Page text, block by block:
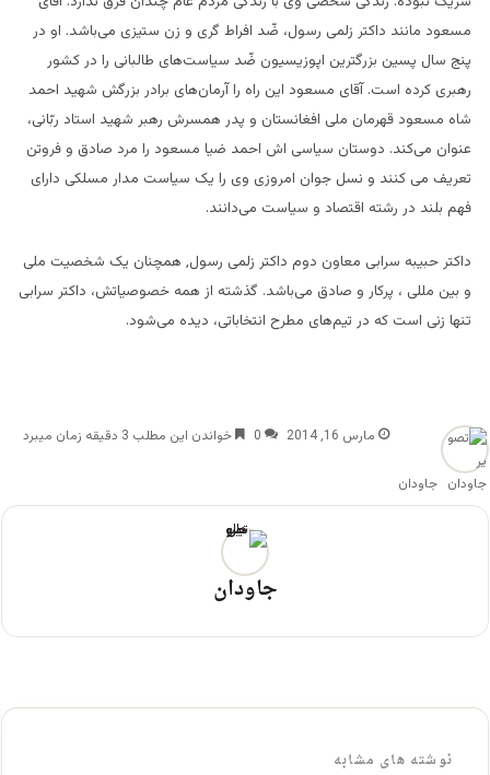
مسعود مانند داکتر زلمی رسول، ضّد افراط گری و زن ستیزی می‌باشد. او در
پنج سال پسین بزرگترین اپوزیسیون ضّد سیاست‌های طالبانی را در کشور
رهبری کرده است. آقای مسعود این راه را آرمان‌های برادر بزرگش شهید احمد
شاه مسعود قهرمان ملی‌ افغانستان و پدر همسرش رهبر شهید استاد ربّانی،
عنوان می‌کند. دوستان سیاسی اش احمد ضیا مسعود را مرد صادق و فروتن
تعریف می کنند و نسل جوان امروزی وی را ‌یک سیاست مدار مسلکی دارای
فهم بلند در رشته اقتصاد و سیاست می‌‌دانند.
داکتر حبیبه سرابی معاون دوم داکتر زلمی رسول, همچنان ‌یک شخصیت ملی‌
و بین مللی ، پرکار و صادق می‌باشد. گذشته از همه خصوصیاتش، داکتر سرابی
تنها زنی است که در تیم‌های مطرح انتخاباتی، دیده می‌‌شود.
جاودان
مارس 16, 2014 0 خواندن این مطلب 3 دقیقه زمان میبرد
جاودان
نوشته های مشابه